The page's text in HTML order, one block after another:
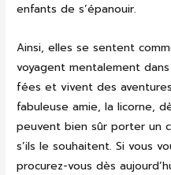
enfants de s’épanouir.
Ainsi, elles se sentent
voyagent mentalement
fées et vivent des
fabuleuse amie, la licorne,
peuvent bien sûr porter un
s’ils le souhaitent. Si vous
procurez-vous dès